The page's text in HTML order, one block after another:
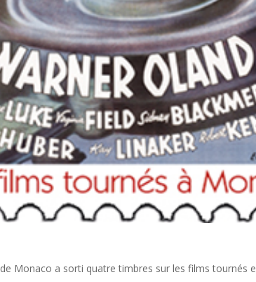
de Monaco a sorti quatre timbres sur les films tournés